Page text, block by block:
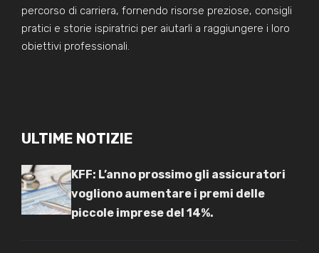
percorso di carriera, fornendo risorse preziose, consigli
pratici e storie ispiratrici per aiutarli a raggiungere i loro
obiettivi professionali.
ULTIME NOTIZIE
KFF: L’anno prossimo gli assicuratori
vogliono aumentare i premi delle
piccole imprese del 14%.